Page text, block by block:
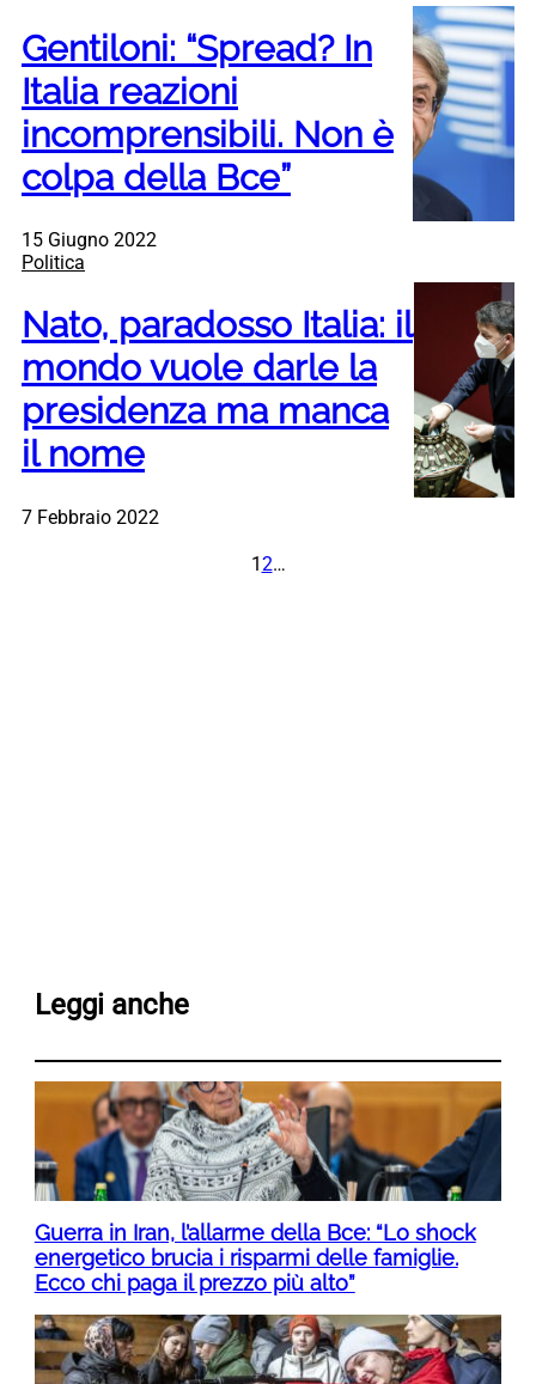
Gentiloni: “Spread? In
Italia reazioni
incomprensibili. Non è
colpa della Bce”
15 Giugno 2022
Politica
Nato, paradosso Italia: il
mondo vuole darle la
presidenza ma manca
il nome
7 Febbraio 2022
1 2…
Leggi anche
Guerra in Iran, l’allarme della Bce: “Lo shock
energetico brucia i risparmi delle famiglie.
Ecco chi paga il prezzo più alto”